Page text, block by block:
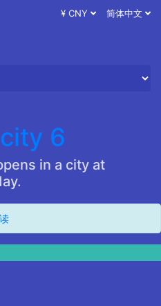
¥ CNY 简体中文
6
in a city at